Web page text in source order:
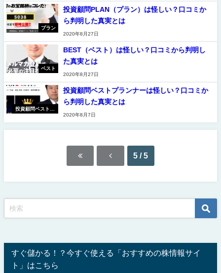
プラン
投資顧問PLAN（プラン）は怪しい？口コミか
ら判明した真実とは
2020年8月27日
ベスト
BEST（ベスト）は怪しい？口コミから判明し
た真実とは
2020年8月27日
投資顧問ベストプ
投資顧問ベストプランナーは怪しい？口コミか
ら判明した真実とは
2020年8月7日
5 / 5
すぐ儲かる！？今すぐ使える「おすすめの株情報サイ
ト」はこちら